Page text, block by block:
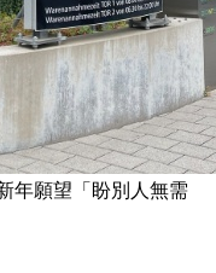
年願望「盼別人無需